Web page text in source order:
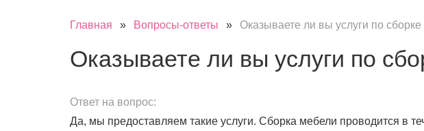
Главная » Вопросы-ответы » Оказываете ли вы услуги по
Оказываете ли вы услуги по
Ответ на вопрос:
Да, мы предоставляем такие услуги. Сборка мебели проводится в